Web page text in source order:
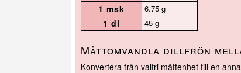
1 msk 6.75 g
1 dl 45 g
Måttomvandla dillfrön
Konvertera från valfri måttenhet till en